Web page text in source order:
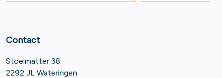
Contact
Stoelmatter 38
2292 JL Wateringen